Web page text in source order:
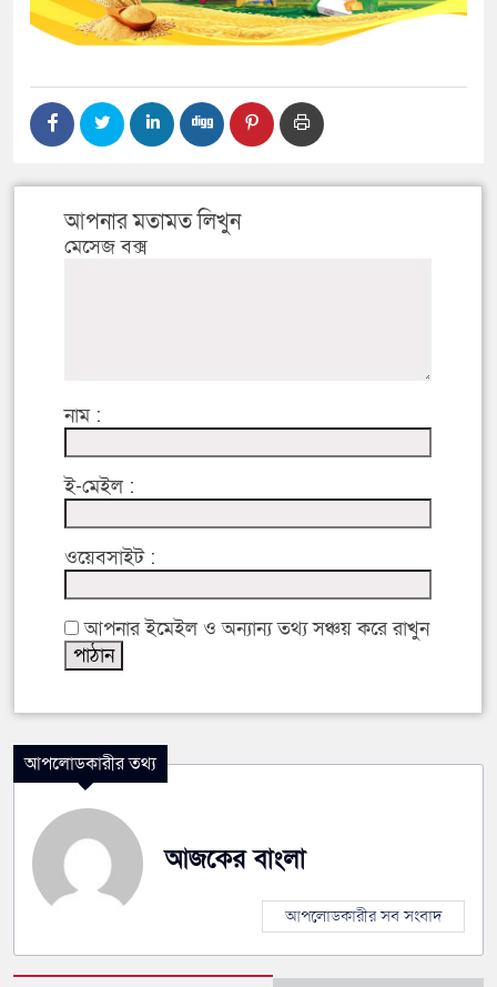
আপনার মতামত লিখুন
মেসেজ বক্স
নাম :
ই-মেইল :
ওয়েবসাইট :
আপনার ইমেইল ও অন্যান্য তথ্য সঞ্চয় করে রাখুন
আপলোডকারীর তথ্য
আজকের বাংলা
আপলোডকারীর সব সংবাদ